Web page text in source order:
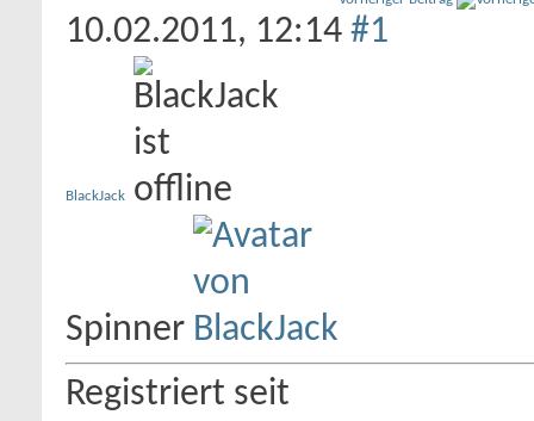
10.02.2011, 12:14 #1
BlackJack
Spinner
Registriert seit